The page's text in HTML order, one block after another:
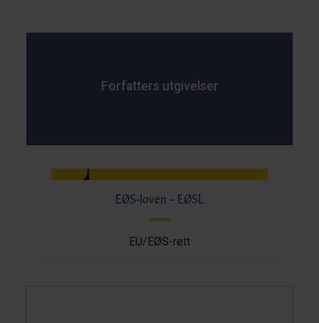
Forfatters utgivelser
EØS-loven – EØSL
EU/EØS-rett